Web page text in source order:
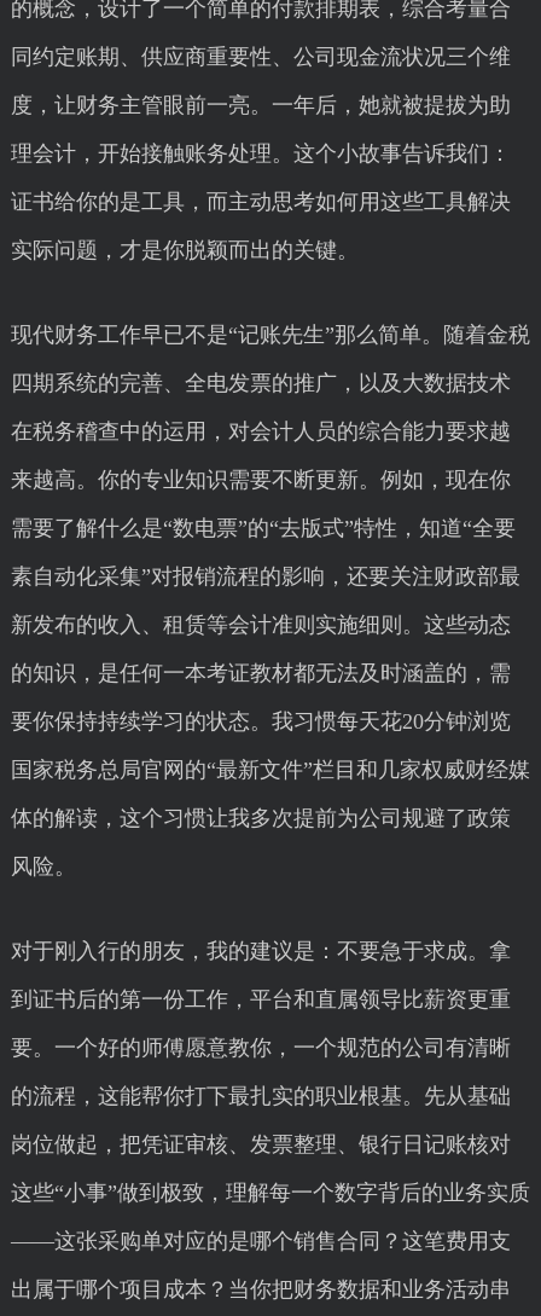
的概念，设计了一个简单的付款排期表，综合考量合
同约定账期、供应商重要性、公司现金流状况三个维
度，让财务主管眼前一亮。一年后，她就被提拔为助
理会计，开始接触账务处理。这个小故事告诉我们：
证书给你的是工具，而主动思考如何用这些工具解决
实际问题，才是你脱颖而出的关键。
现代财务工作早已不是“记账先生”那么简单。随着金税
四期系统的完善、全电发票的推广，以及大数据技术
在税务稽查中的运用，对会计人员的综合能力要求越
来越高。你的专业知识需要不断更新。例如，现在你
需要了解什么是“数电票”的“去版式”特性，知道“全要
素自动化采集”对报销流程的影响，还要关注财政部最
新发布的收入、租赁等会计准则实施细则。这些动态
的知识，是任何一本考证教材都无法及时涵盖的，需
要你保持持续学习的状态。我习惯每天花20分钟浏览
国家税务总局官网的“最新文件”栏目和几家权威财经媒
体的解读，这个习惯让我多次提前为公司规避了政策
风险。
对于刚入行的朋友，我的建议是：不要急于求成。拿
到证书后的第一份工作，平台和直属领导比薪资更重
要。一个好的师傅愿意教你，一个规范的公司有清晰
的流程，这能帮你打下最扎实的职业根基。先从基础
岗位做起，把凭证审核、发票整理、银行日记账核对
这些“小事”做到极致，理解每一个数字背后的业务实质
——这张采购单对应的是哪个销售合同？这笔费用支
出属于哪个项目成本？当你把财务数据和业务活动串